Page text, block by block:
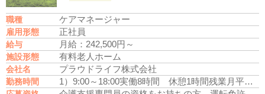
職種 ケアマネージャー
雇用形態 正社員
給与 月給：242,500円～
施設形態 有料老人ホーム
会社名 プラウドライフ株式会社
勤務時間 1）9:00～18:00実働8時間 休憩1時間残業月平均5時間